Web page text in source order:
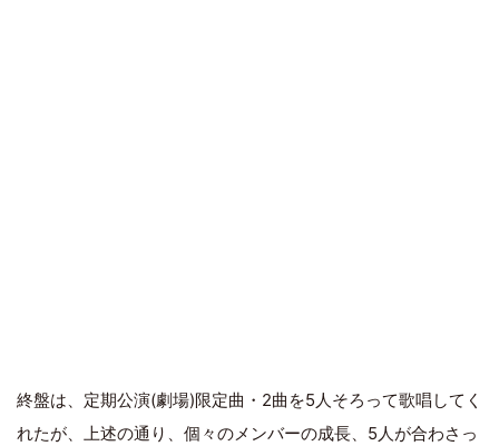
終盤は、定期公演(劇場)限定曲・2曲を5人そろって歌唱してく
れたが、上述の通り、個々のメンバーの成長、5人が合わさっ